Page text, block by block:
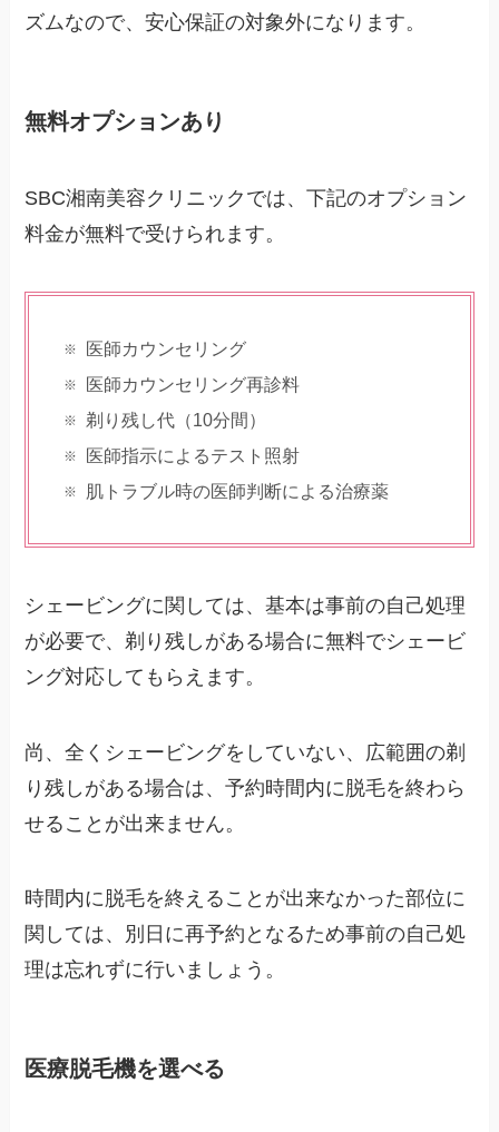
ズムなので、安心保証の対象外になります。
無料オプションあり
SBC湘南美容クリニックでは、下記のオプション
料金が無料で受けられます。
医師カウンセリング
医師カウンセリング再診料
剃り残し代（10分間）
医師指示によるテスト照射
肌トラブル時の医師判断による治療薬
シェービングに関しては、基本は事前の自己処理
が必要で、剃り残しがある場合に無料でシェービ
ング対応してもらえます。
尚、全くシェービングをしていない、広範囲の剃
り残しがある場合は、予約時間内に脱毛を終わら
せることが出来ません。
時間内に脱毛を終えることが出来なかった部位に
関しては、別日に再予約となるため事前の自己処
理は忘れずに行いましょう。
医療脱毛機を選べる